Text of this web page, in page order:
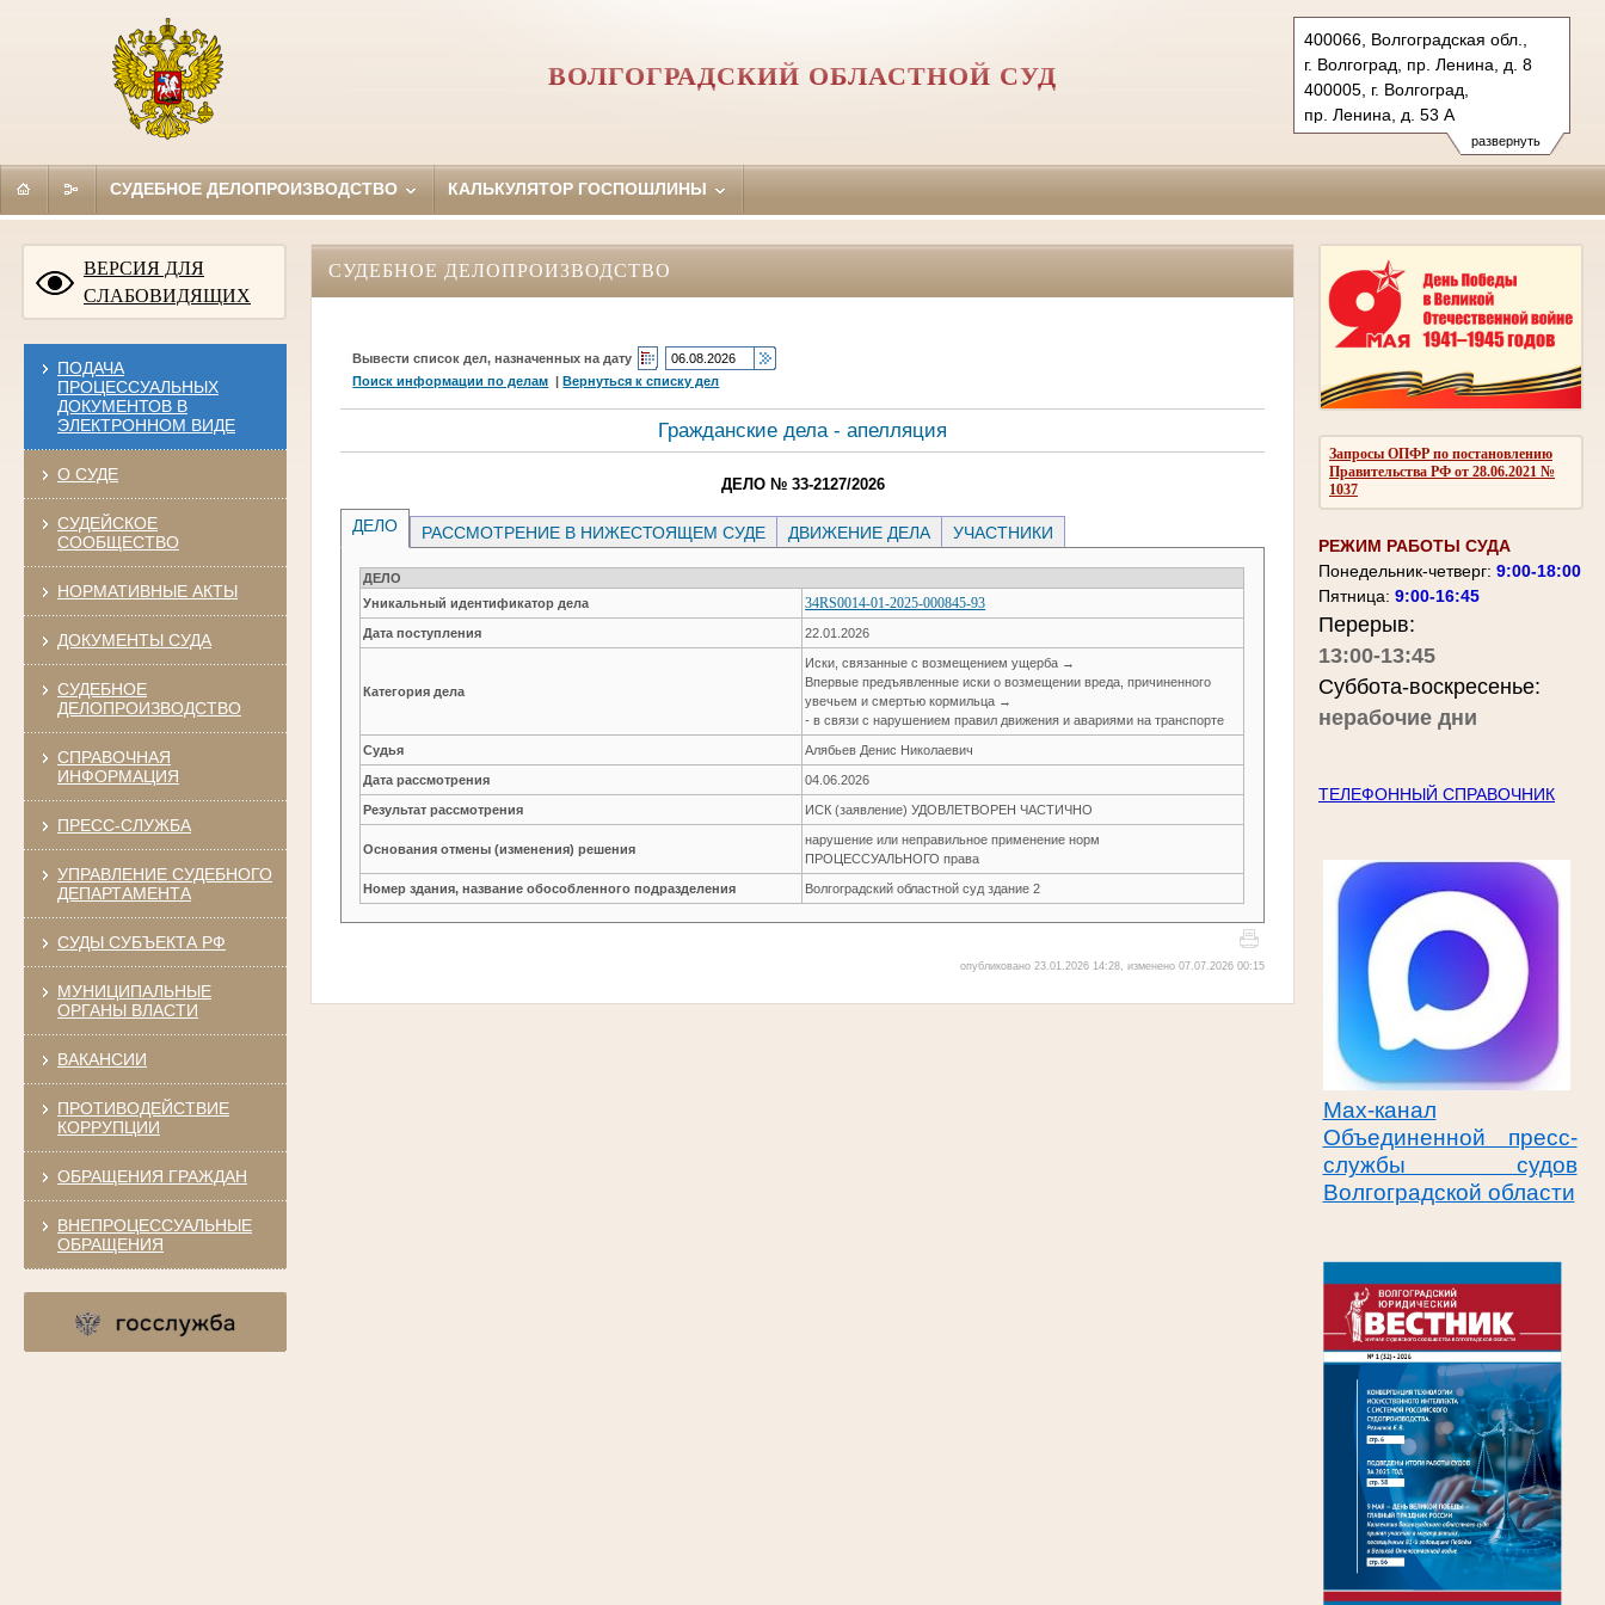
развернуть
400066, Волгоградская обл.,
г. Волгоград, пр. Ленина, д. 8
400005, г. Волгоград,
пр. Ленина, д. 53 А
Тел.: (8442) 38-21-98, 23-87-44
oblsud.vol@sudrf.ru
ВОЛГОГРАДСКИЙ ОБЛАСТНОЙ СУД
СУДЕБНОЕ ДЕЛОПРОИЗВОДСТВО КАЛЬКУЛЯТОР ГОСПОШЛИНЫ
ВЕРСИЯ ДЛЯ
СЛАБОВИДЯЩИХ
ПОДАЧА
ПРОЦЕССУАЛЬНЫХ
ДОКУМЕНТОВ В
ЭЛЕКТРОННОМ ВИДЕ
О СУДЕ
СУДЕЙСКОЕ
СООБЩЕСТВО
НОРМАТИВНЫЕ АКТЫ
ДОКУМЕНТЫ СУДА
СУДЕБНОЕ
ДЕЛОПРОИЗВОДСТВО
СПРАВОЧНАЯ
ИНФОРМАЦИЯ
ПРЕСС-СЛУЖБА
УПРАВЛЕНИЕ СУДЕБНОГО
ДЕПАРТАМЕНТА
СУДЫ СУБЪЕКТА РФ
МУНИЦИПАЛЬНЫЕ
ОРГАНЫ ВЛАСТИ
ВАКАНСИИ
ПРОТИВОДЕЙСТВИЕ
КОРРУПЦИИ
ОБРАЩЕНИЯ ГРАЖДАН
ВНЕПРОЦЕССУАЛЬНЫЕ
ОБРАЩЕНИЯ
Запросы ОПФР по постановлению
Правительства РФ от 28.06.2021 №
1037
РЕЖИМ РАБОТЫ СУДА
Понедельник-четверг: 9:00-18:00
Пятница: 9:00-16:45
Перерыв:
13:00-13:45
Суббота-воскресенье:
нерабочие дни
ТЕЛЕФОННЫЙ СПРАВОЧНИК
Max-канал
Объединенной пресс-
службы судов
Волгоградской области
СУДЕБНОЕ ДЕЛОПРОИЗВОДСТВО
Вывести список дел, назначенных на дату
Поиск информации по делам |Вернуться к списку дел
Гражданские дела - апелляция
ДЕЛО № 33-2127/2026
ДЕЛО РАССМОТРЕНИЕ В НИЖЕСТОЯЩЕМ СУДЕ ДВИЖЕНИЕ ДЕЛА УЧАСТНИКИ
ДЕЛО
Уникальный идентификатор дела
34RS0014-01-2025-000845-93
Дата поступления 22.01.2026
Категория дела
Иски, связанные с возмещением ущерба →
Впервые предъявленные иски о возмещении вреда, причиненного
увечьем и смертью кормильца →
- в связи с нарушением правил движения и авариями на транспорте
Судья Алябьев Денис Николаевич
Дата рассмотрения 04.06.2026
Результат рассмотрения ИСК (заявление) УДОВЛЕТВОРЕН ЧАСТИЧНО
Основания отмены (изменения) решения
нарушение или неправильное применение норм
ПРОЦЕССУАЛЬНОГО права
Номер здания, название обособленного подразделения Волгоградский областной суд здание 2
опубликовано 23.01.2026 14:28, изменено 07.07.2026 00:15